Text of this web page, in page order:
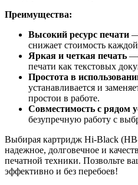
Преимущества:
Высокий ресурс печати —
снижает стоимость
Яркая и четкая печать —
печати как текстовых
Простота в
устанавливается и
простои в работе.
Совместимость с рядом
безупречную работу с
Выбирая картридж Hi-Black
надежное, долговечное и
печатной техники. Позвольте
эффективно и без перебоев!